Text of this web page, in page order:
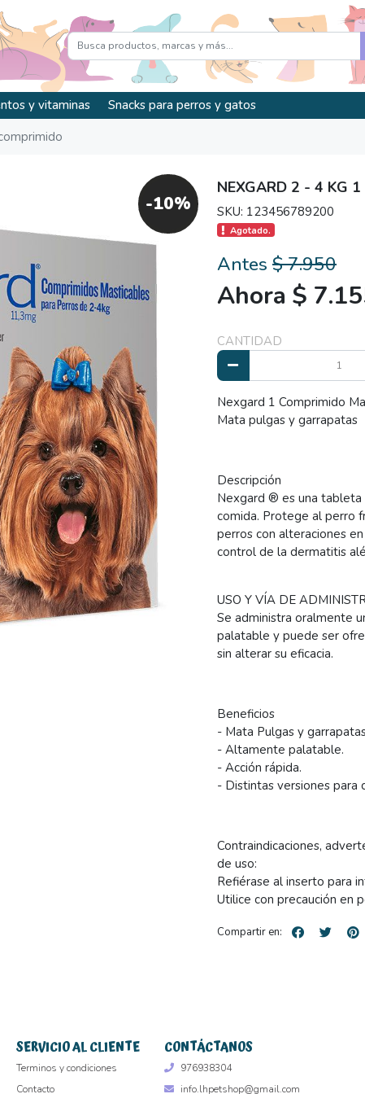
y vitaminas
Snacks para perros y gatos
-10%
NEXGARD 2 - 4 KG
SKU: 123456789200
Agotado.
Antes $ 7.950
Ahora $
CANTIDAD
Nexgard 1 Comprimido
Mata pulgas y garrapatas
Descripción
Nexgard ® es una tableta
comida. Protege al perro
perros con alteraciones
control de la dermatitis
USO Y VÍA DE
Se administra oralmente
palatable y puede ser
sin alterar su eficacia.
Beneficios
- Mata Pulgas y
- Altamente palatable.
- Acción rápida.
- Distintas versiones para
Contraindicaciones,
de uso:
Refiérase al inserto para
Utilice con precaución en
Compartir en:
SERVICIO AL CLIENTE
Terminos y condiciones
Contacto
CONTÁCTANOS
976938304
info.lhpetshop@gmail.com